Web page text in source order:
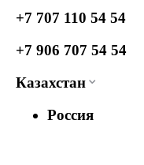
+7 707 110 54 54
+7 906 707 54 54
Казахстан
Россия